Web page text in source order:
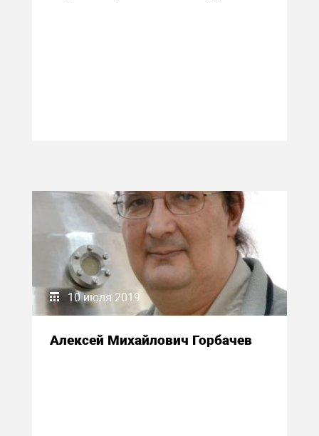
10 июля 2019
Алексей Михайлович Горбачев